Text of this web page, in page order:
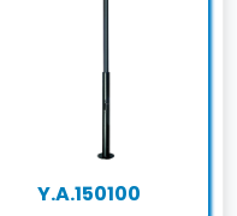
Y.A.150100